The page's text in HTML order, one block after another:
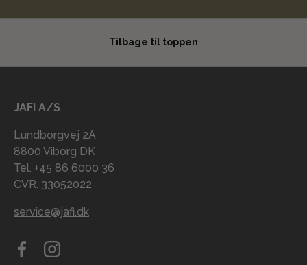
Tilbage til toppen
JAFI A/S
Lundborgvej 2A
8800 Viborg DK
Tel. +45 86 6000 36
CVR. 33052022
service@jafi.dk
FacebookInstagram